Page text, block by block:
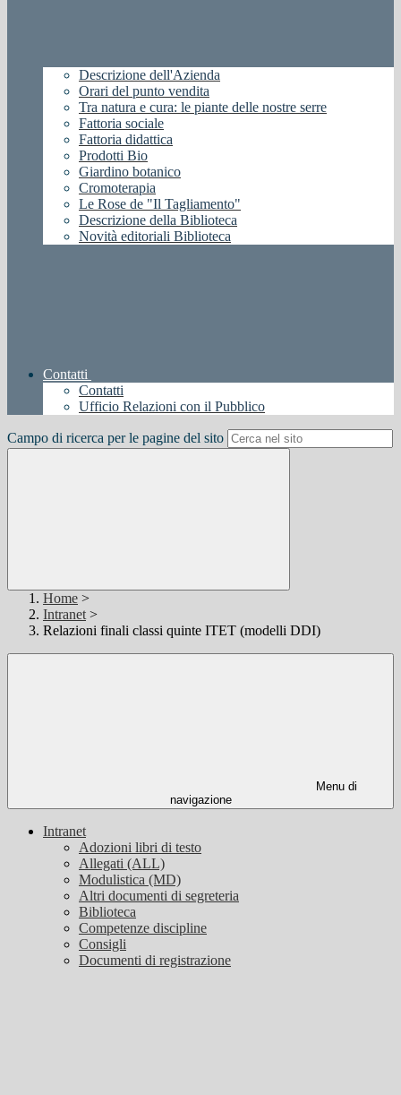
Descrizione dell'Azienda
Orari del punto vendita
Tra natura e cura: le piante delle nostre serre
Fattoria sociale
Fattoria didattica
Prodotti Bio
Giardino botanico
Cromoterapia
Le Rose de "Il Tagliamento"
Descrizione della Biblioteca
Novità editoriali Biblioteca
Contatti
Contatti
Ufficio Relazioni con il Pubblico
Campo di ricerca per le pagine del sito
Home >
Intranet >
Relazioni finali classi quinte ITET (modelli DDI)
Menu di
navigazione
Intranet
Adozioni libri di testo
Allegati (ALL)
Modulistica (MD)
Altri documenti di segreteria
Biblioteca
Competenze discipline
Consigli
Documenti di registrazione